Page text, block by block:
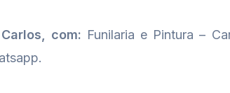
com: Funilaria e Pintura –